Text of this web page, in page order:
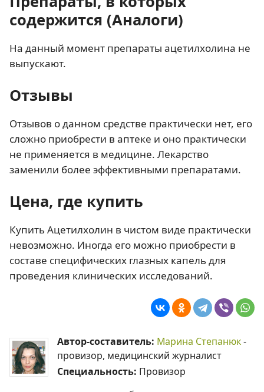
содержится (Аналоги)
На данный момент препараты ацетилхолина не
выпускают.
Отзывы
Отзывов о данном средстве практически нет, его
сложно приобрести в аптеке и оно практически
не применяется в медицине. Лекарство
заменили более эффективными препаратами.
Цена, где купить
Купить Ацетилхолин в чистом виде практически
невозможно. Иногда его можно приобрести в
составе специфических глазных капель для
проведения клинических исследований.
Автор-составитель: Марина Степанюк-
провизор, медицинский журналист
Специальность: Провизор